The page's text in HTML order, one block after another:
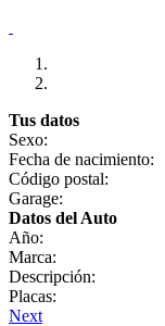
Tus datos
Sexo:
Fecha de nacimiento:
Código postal:
Garage:
Datos del Auto
Año:
Marca:
Descripción:
Placas:
Next